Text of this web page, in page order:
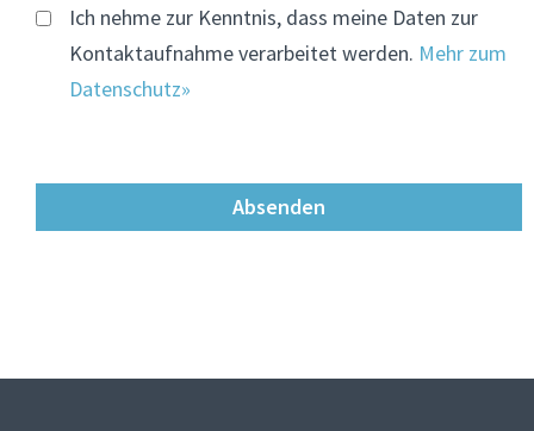
Ich nehme zur Kenntnis, dass meine Daten zur
Kontaktaufnahme verarbeitet werden. Mehr zum
Datenschutz»
Absenden